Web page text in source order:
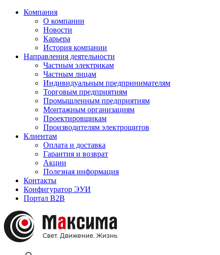
Компания
О компании
Новости
Карьера
История компании
Направления деятельности
Частным электрикам
Частным лицам
Индивидуальным предпринимателям
Торговым предприятиям
Промышленным предприятиям
Монтажным организациям
Проектировщикам
Производителям электрощитов
Клиентам
Оплата и доставка
Гарантия и возврат
Акции
Полезная информация
Контакты
Конфигуратор ЭУИ
Портал B2B